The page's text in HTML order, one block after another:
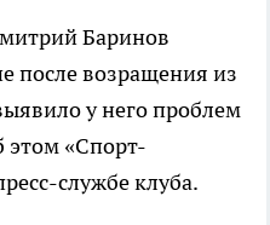
Баринов
после возращения из
у него проблем
этом «Спорт-
службе клуба.